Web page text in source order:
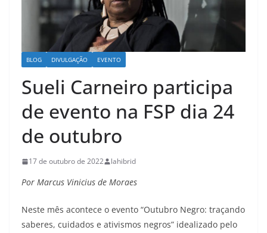
BLOG DIVULGAÇÃO EVENTO
Sueli Carneiro participa
de evento na FSP dia 24
de outubro
17 de outubro de 2022 lahibrid
Por Marcus Vinicius de Moraes
Neste mês acontece o evento “Outubro Negro: traçando
saberes, cuidados e ativismos negros” idealizado pelo